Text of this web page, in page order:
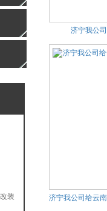
装
济宁我公
济宁我公司给云